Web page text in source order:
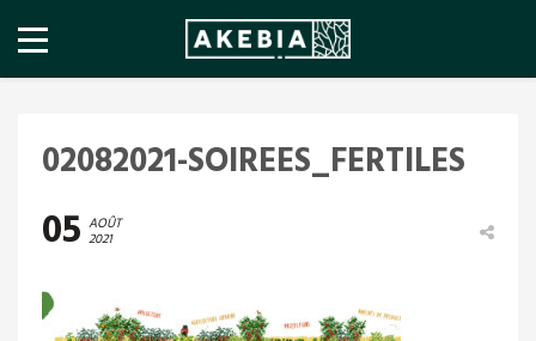
02082021-SOIREES_FERTILES
05 AOÛT
2021